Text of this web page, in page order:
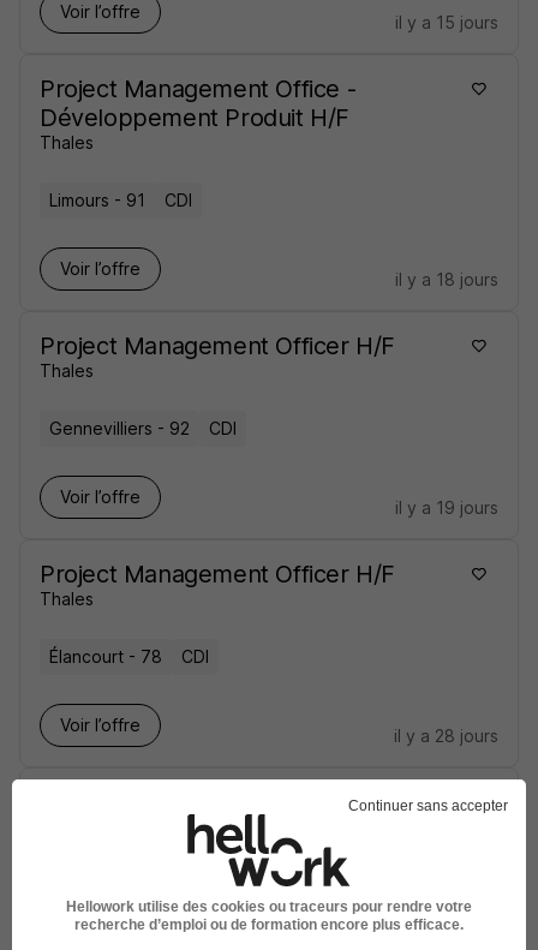
Voir l’offre
il y a 15 jours
Project Management Office -
Développement Produit H/F
Thales
Limours - 91 CDI
Voir l’offre
il y a 18 jours
Project Management Officer H/F
Thales
Gennevilliers - 92 CDI
Voir l’offre
il y a 19 jours
Project Management Officer H/F
Thales
Élancourt - 78 CDI
Voir l’offre
il y a 28 jours
Project Management Officer H/F
CDI
Continuer sans accepter
Hellowork utilise des cookies ou traceurs pour rendre votre
recherche d’emploi ou de formation encore plus efficace.